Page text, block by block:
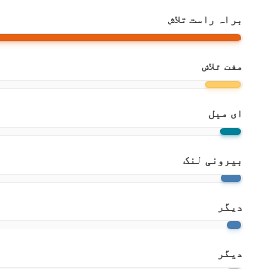
براہ راست تلاش
مفت تلاش
ای میل
بیرونی لنک
دیگر
دیگر